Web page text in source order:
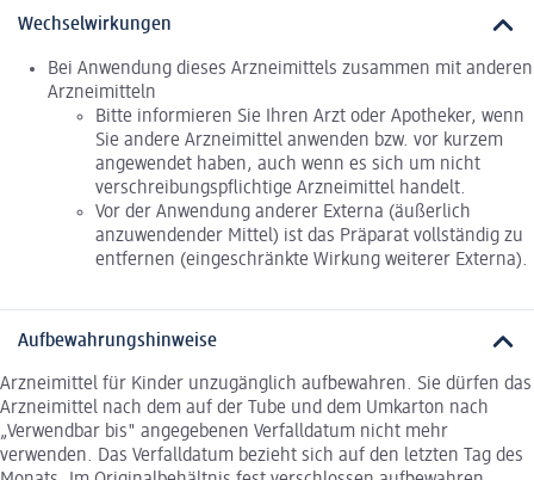
Wechselwirkungen
Bei Anwendung dieses Arzneimittels zusammen mit anderen
Arzneimitteln
Bitte informieren Sie Ihren Arzt oder Apotheker, wenn
Sie andere Arzneimittel anwenden bzw. vor kurzem
angewendet haben, auch wenn es sich um nicht
verschreibungspflichtige Arzneimittel handelt.
Vor der Anwendung anderer Externa (äußerlich
anzuwendender Mittel) ist das Präparat vollständig zu
entfernen (eingeschränkte Wirkung weiterer Externa).
Aufbewahrungshinweise
Arzneimittel für Kinder unzugänglich aufbewahren. Sie dürfen das
Arzneimittel nach dem auf der Tube und dem Umkarton nach
„Verwendbar bis" angegebenen Verfalldatum nicht mehr
verwenden. Das Verfalldatum bezieht sich auf den letzten Tag des